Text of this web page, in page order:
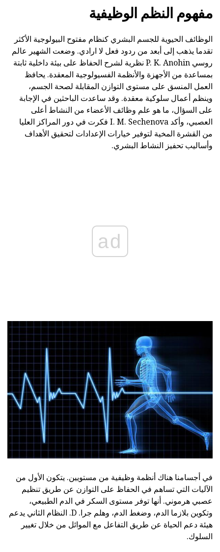
مفهوم النظم الوظيفية
الوظائف الحيوية للجسم البشري كنظام مفتوح البيولوجية الأكثر
تقدما يذهب إلى أبعد من ردود فعل لا ارادي. وضعت الشهير عالم
روسي P. K. Anohin نظرية لشرح الحفاظ على بيئة داخلية ثابتة
بمساعدة من الأجهزة والأنظمة الفسيولوجية المعقدة. يحافظ
العمل المنسق على مستوى التوازن المقابلة لصحة الجسم،
وينظم أعمال سلوكية معقدة. وقد ساعدت الباحثين في الإجابة
على السؤال، ما هو علم وظائف الأعضاء من النشاط أعلى
العصبي، وأكد I. M. Sechenova فكرت في دور المراكز العليا
من القشرة المخية لتوفير خيارات الإعدادات لتحقيق الأهداف
وأساليب تحفيز النشاط البشري.
ad
في أجسامنا هناك أنظمة وظيفية من مستويين. يتكون الأول من
الآليات التي تساهم في الحفاظ على التوازن عن طريق تنظيم
عصبي هرموني. أنها توفر مستوى السكر في الدم الطبيعي،
وتكوين بلازما الدم، وضغط الدم، وهلم جرا. D. النظام الثاني يدعم
هيئة دعم الحياة عن طريق التفاعل مع الموائل من خلال تغيير
السلوك.